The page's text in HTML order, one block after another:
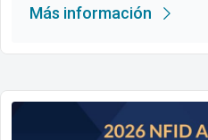
Más información